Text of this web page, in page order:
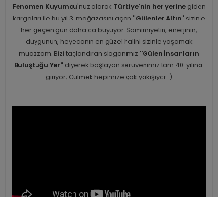
Fenomen Kuyumcu'nuz olarak Türkiye'nin her yerinegiden
kargoları ile bu yıl 3. mağazasını açan ''Gülenler Altın'' sizinle
her geçen gün daha da büyüyor. Samimiyetin, enerjinin,
duygunun, heyecanın en güzel halini sizinle yaşamak
muazzam. Bizi taçlandıran sloganımız ''Gülen İnsanların
Buluştuğu Yer'' diyerek başlayan serüvenimiz tam 40. yılına
giriyor, Gülmek hepimize çok yakışıyor :)